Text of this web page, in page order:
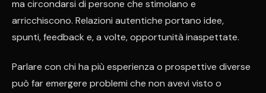
ma circondarsi di persone che stimolano e
arricchiscono. Relazioni autentiche portano idee,
spunti, feedback e, a volte, opportunità inaspettate.
Parlare con chi ha più esperienza o prospettive diverse
può far emergere problemi che non avevi visto o